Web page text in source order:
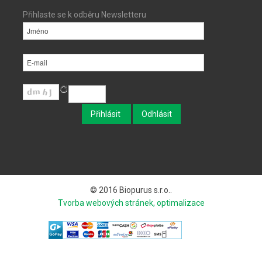
Přihlaste se k odběru Newsletteru
© 2016 Biopurus s.r.o..
Tvorba webových stránek, optimalizace